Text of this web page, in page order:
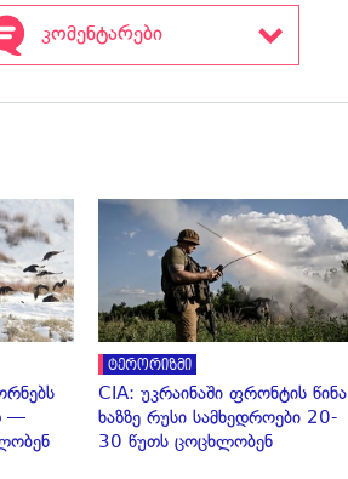
კომენტარები
—
ტერორიზმი
CIA: უკრაინაში ფრონტის წინა
ხაზზე რუსი სამხედროები 20-
30 წუთს ცოცხლობენ